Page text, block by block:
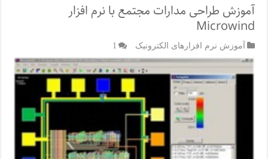
آموزش طراحی مدارات مجتمع با نرم افزار
Microwind
آموزش نرم افزارهای الکترونیک 1